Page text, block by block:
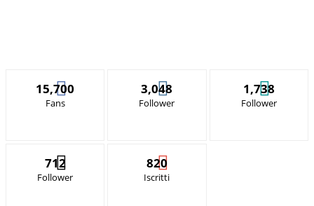
15,700
Fans
3,048
Follower
1,738
Follower
712
Follower
820
Iscritti